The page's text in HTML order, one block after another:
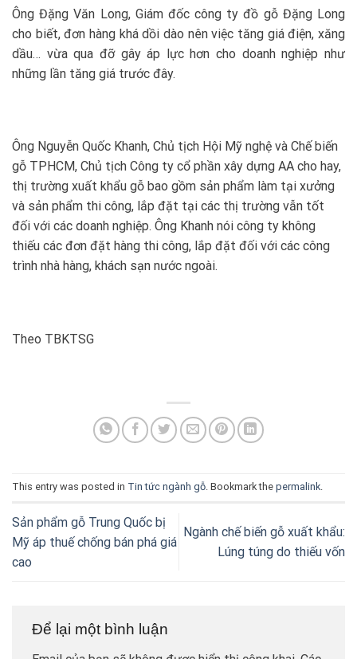
Ông Đặng Văn Long, Giám đốc công ty đồ gỗ Đặng Long
cho biết, đơn hàng khá dồi dào nên việc tăng giá điện, xăng
dầu… vừa qua đỡ gây áp lực hơn cho doanh nghiệp như
những lần tăng giá trước đây.
Ông Nguyễn Quốc Khanh, Chủ tịch Hội Mỹ nghệ và Chế biến
gỗ TPHCM, Chủ tịch Công ty cổ phần xây dựng AA cho hay,
thị trường xuất khẩu gỗ bao gồm sản phẩm làm tại xưởng
và sản phẩm thi công, lắp đặt tại các thị trường vẫn tốt
đối với các doanh nghiệp. Ông Khanh nói công ty không
thiếu các đơn đặt hàng thi công, lắp đặt đối với các công
trình nhà hàng, khách sạn nước ngoài.
Theo TBKTSG
This entry was posted in Tin tức ngành gỗ . Bookmark the permalink
Sản phẩm gỗ Trung Quốc bị
Mỹ áp thuế chống bán phá giá
cao
Ngành chế biến gỗ xuất khẩu:
Lúng túng do thiếu vốn
Để lại một bình luận